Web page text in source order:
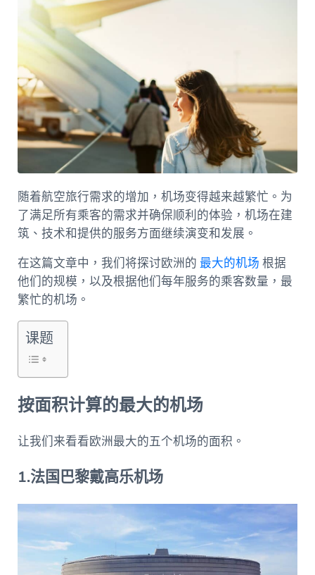
随着航空旅行需求的增加，机场变得越来越繁忙。为
了满足所有乘客的需求并确保顺利的体验，机场在建
筑、技术和提供的服务方面继续演变和发展。
在这篇文章中，我们将探讨欧洲的 最大的机场 根据
他们的规模，以及根据他们每年服务的乘客数量，最
繁忙的机场。
课题
按面积计算的最大的机场
让我们来看看欧洲最大的五个机场的面积。
1.法国巴黎戴高乐机场